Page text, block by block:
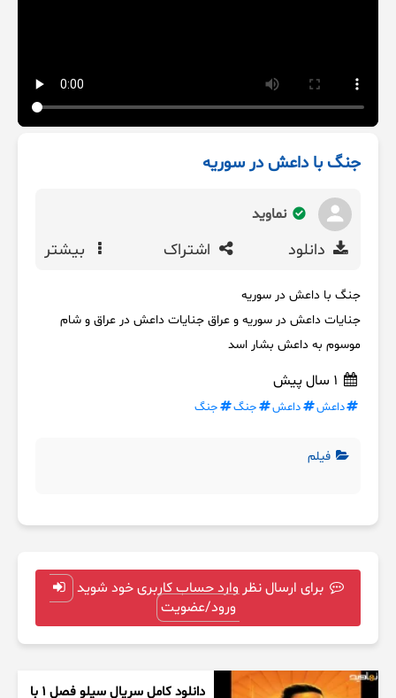
جنگ با داعش در سوریه
نماوید
دانلود اشتراک بیشتر
جنگ با داعش در سوریه
جنایات داعش در سوریه و عراق جنایات داعش در عراق و شام
موسوم به داعش بشار اسد
داعش داعش جنگ جنگ
فیلم
برای ارسال نظر وارد حساب کاربری خود شوید
ورود/عضویت
دانلود کامل سریال سیلو فصل ۱ با